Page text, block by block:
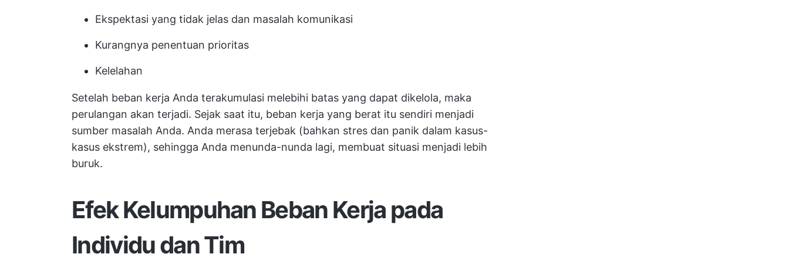
Ekspektasi yang tidak jelas dan masalah komunikasi
Kurangnya penentuan prioritas
Kelelahan
Setelah beban kerja Anda terakumulasi melebihi batas yang dapat dikelola, maka
perulangan akan terjadi. Sejak saat itu, beban kerja yang berat itu sendiri menjadi
sumber masalah Anda. Anda merasa terjebak (bahkan stres dan panik dalam kasus-
kasus ekstrem), sehingga Anda menunda-nunda lagi, membuat situasi menjadi lebih
buruk.
Efek Kelumpuhan Beban Kerja pada
Individu dan Tim